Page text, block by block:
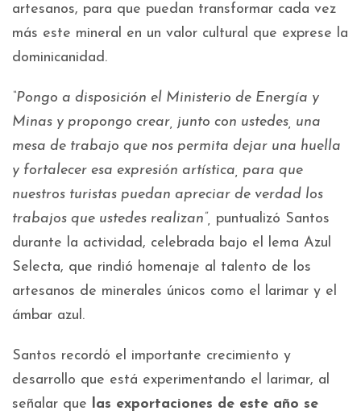
artesanos, para que puedan transformar cada vez
más este mineral en un valor cultural que exprese la
dominicanidad.
“Pongo a disposición el Ministerio de Energía y
Minas y propongo crear, junto con ustedes, una
mesa de trabajo que nos permita dejar una huella
y fortalecer esa expresión artística, para que
nuestros turistas puedan apreciar de verdad los
trabajos que ustedes realizan”, puntualizó Santos
durante la actividad, celebrada bajo el lema Azul
Selecta, que rindió homenaje al talento de los
artesanos de minerales únicos como el larimar y el
ámbar azul.
Santos recordó el importante crecimiento y
desarrollo que está experimentando el larimar, al
señalar que las exportaciones de este año se